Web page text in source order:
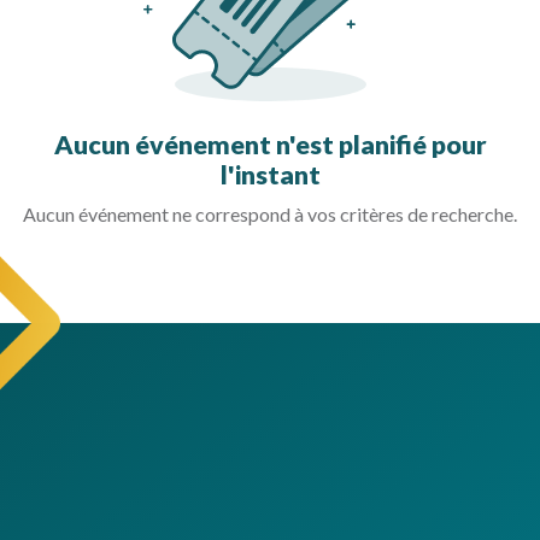
Aucun événement n'est planifié pour
l'instant
Aucun événement ne correspond à vos critères de recherche.